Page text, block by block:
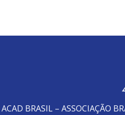
ACAD BRASIL – ASSOCIAÇÃO